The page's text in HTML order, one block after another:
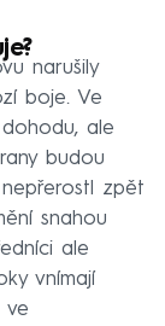
narušily
boje. Ve
ale
budou
zpět
snahou
ale
vnímají
ve